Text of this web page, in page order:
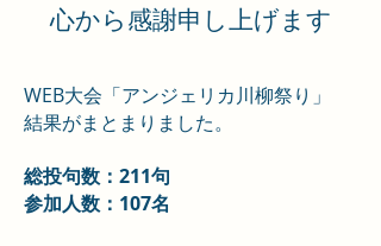
​心から感謝申し上げます
WEB大会「アンジェリカ川柳祭り」
​結果がまとまりました。
総投句数：211句
参加人数：107名